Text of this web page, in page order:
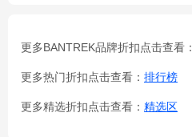
更多BANTREK品牌折扣点击查看：
更多热门折扣点击查看： 排行榜
更多精选折扣点击查看： 精选区